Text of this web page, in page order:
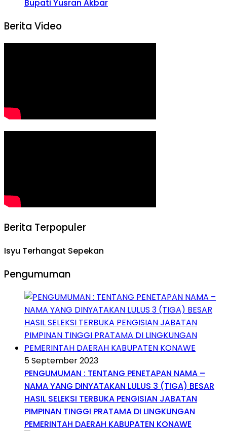
Bupati Yusran Akbar
Berita Video
Berita Terpopuler
Isyu Terhangat Sepekan
Pengumuman
5 September 2023
PENGUMUMAN : TENTANG PENETAPAN NAMA –
NAMA YANG DINYATAKAN LULUS 3 (TIGA) BESAR
HASIL SELEKSI TERBUKA PENGISIAN JABATAN
PIMPINAN TINGGI PRATAMA DI LINGKUNGAN
PEMERINTAH DAERAH KABUPATEN KONAWE